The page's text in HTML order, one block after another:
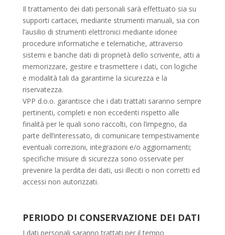
Il trattamento dei dati personali sarà effettuato sia su
supporti cartacei, mediante strumenti manuali, sia con
l’ausilio di strumenti elettronici mediante idonee
procedure informatiche e telematiche, attraverso
sistemi e banche dati di proprietà dello scrivente, atti a
memorizzare, gestire e trasmettere i dati, con logiche
e modalità tali da garantirne la sicurezza e la
riservatezza.
VPP d.o.o. garantisce che i dati trattati saranno sempre
pertinenti, completi e non eccedenti rispetto alle
finalità per le quali sono raccolti, con l’impegno, da
parte dell’interessato, di comunicare tempestivamente
eventuali correzioni, integrazioni e/o aggiornamenti;
specifiche misure di sicurezza sono osservate per
prevenire la perdita dei dati, usi illeciti o non corretti ed
accessi non autorizzati.
PERIODO DI CONSERVAZIONE DEI DATI
I dati personali saranno trattati per il tempo